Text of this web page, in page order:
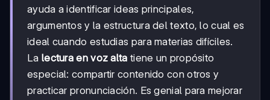
ayuda a identificar ideas principales,
argumentos y la estructura del texto, lo cual es
ideal cuando estudias para materias difíciles.
La lectura en voz alta tiene un propósito
especial: compartir contenido con otros y
practicar pronunciación. Es genial para mejorar